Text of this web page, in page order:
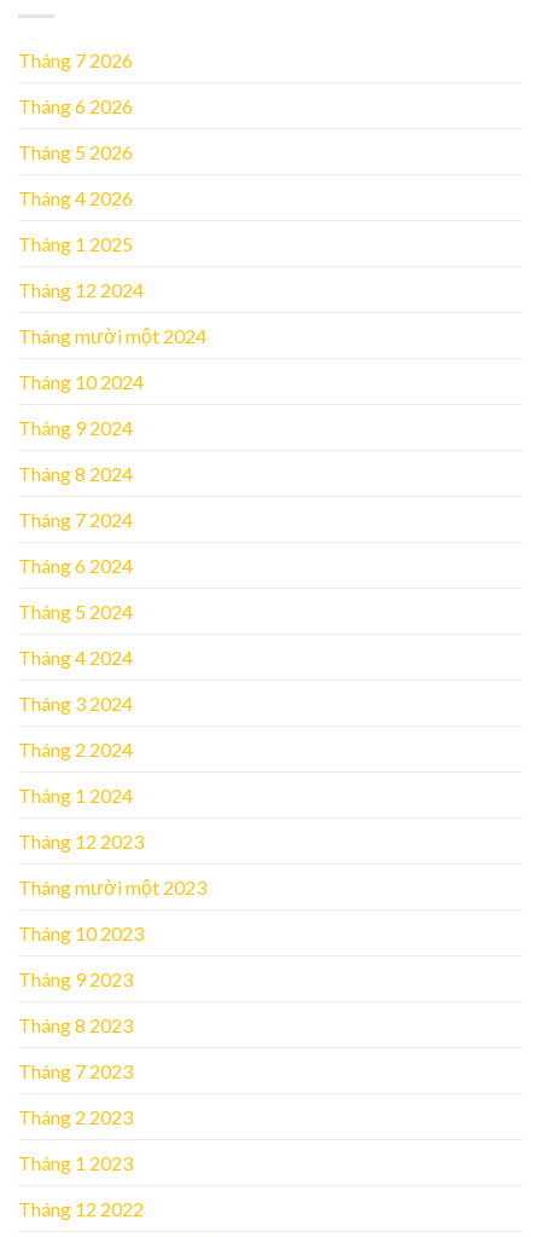
Tháng 7 2026
Tháng 6 2026
Tháng 5 2026
Tháng 4 2026
Tháng 1 2025
Tháng 12 2024
Tháng mười một 2024
Tháng 10 2024
Tháng 9 2024
Tháng 8 2024
Tháng 7 2024
Tháng 6 2024
Tháng 5 2024
Tháng 4 2024
Tháng 3 2024
Tháng 2 2024
Tháng 1 2024
Tháng 12 2023
Tháng mười một 2023
Tháng 10 2023
Tháng 9 2023
Tháng 8 2023
Tháng 7 2023
Tháng 2 2023
Tháng 1 2023
Tháng 12 2022